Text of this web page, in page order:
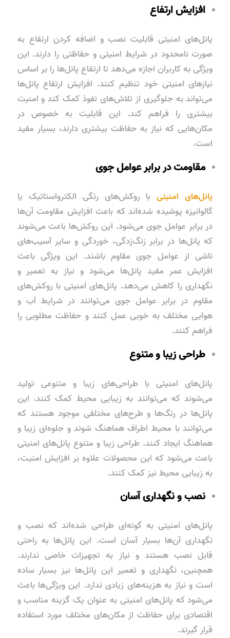
افزایش ارتفاع
پانل‌های امنیتی قابلیت نصب و اضافه کردن ارتفاع به
صورت نامحدود در شرایط امنیتی و حفاظتی را دارند. این
ویژگی به کاربران اجازه می‌دهد تا ارتفاع پانل‌ها را بر اساس
نیازهای امنیتی خود تنظیم کنند. افزایش ارتفاع پانل‌ها
می‌تواند به جلوگیری از تلاش‌های نفوذ کمک کند و امنیت
بیشتری را فراهم کند. این قابلیت به خصوص در
مکان‌هایی که نیاز به حفاظت بیشتری دارند، بسیار مفید
است.
مقاومت در برابر عوامل جوی
پانل‌های امنیتیبا روکش‌های رنگی الکترواستاتیک یا
گالوانیزه پوشیده شده‌اند که باعث افزایش مقاومت آن‌ها
در برابر عوامل جوی می‌شود. این روکش‌ها باعث می‌شوند
که پانل‌ها در برابر زنگ‌زدگی، خوردگی و سایر آسیب‌های
ناشی از عوامل جوی مقاوم باشند. این ویژگی باعث
افزایش عمر مفید پانل‌ها می‌شود و نیاز به تعمیر و
نگهداری را کاهش می‌دهد. پانل‌های امنیتی با روکش‌های
مقاوم در برابر عوامل جوی می‌توانند در شرایط آب و
هوایی مختلف به خوبی عمل کنند و حفاظت مطلوبی را
فراهم کنند.
طراحی زیبا و متنوع
پانل‌های امنیتی با طراحی‌های زیبا و متنوعی تولید
می‌شوند که می‌توانند به زیبایی محیط کمک کنند. این
پانل‌ها در رنگ‌ها و طرح‌های مختلفی موجود هستند که
می‌توانند با محیط اطراف هماهنگ شوند و جلوه‌ای زیبا و
هماهنگ ایجاد کنند. طراحی زیبا و متنوع پانل‌های امنیتی
باعث می‌شود که این محصولات علاوه بر افزایش امنیت،
به زیبایی محیط نیز کمک کنند.
نصب و نگهداری آسان
پانل‌های امنیتی به گونه‌ای طراحی شده‌اند که نصب و
نگهداری آن‌ها بسیار آسان است. این پانل‌ها به راحتی
قابل نصب هستند و نیاز به تجهیزات خاصی ندارند.
همچنین، نگهداری و تعمیر این پانل‌ها نیز بسیار ساده
است و نیاز به هزینه‌های زیادی ندارد. این ویژگی‌ها باعث
می‌شود که پانل‌های امنیتی به عنوان یک گزینه مناسب و
اقتصادی برای حفاظت از مکان‌های مختلف مورد استفاده
قرار گیرند.